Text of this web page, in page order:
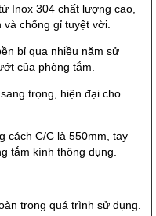
Inox 304 chất lượng cao,
chống gỉ tuyệt vời.
bỉ qua nhiều năm sử
của phòng tắm.
trọng, hiện đại cho
cách C/C là 550mm, tay
tắm kính thông dụng.
trong quá trình sử dụng.